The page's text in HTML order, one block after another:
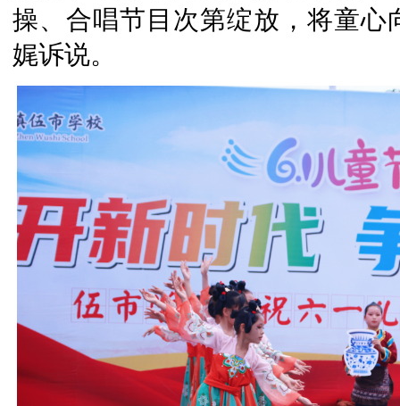
操、合唱节目次第绽放，将童
娓诉说。